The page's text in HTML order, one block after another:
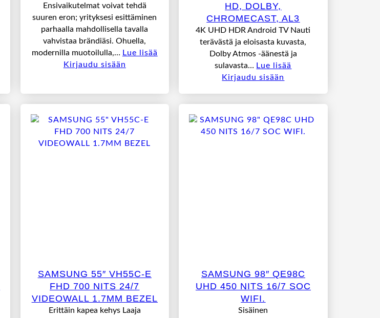
Ensivaikutelmat voivat tehdä
suuren eron; yrityksesi esittäminen
parhaalla mahdollisella tavalla
vahvistaa brändiäsi. Ohuella,
modernilla muotoilulla,… Lue lisää
Kirjaudu sisään
HD, DOLBY,
CHROMECAST, AL3
4K UHD HDR Android TV Nauti
terävästä ja eloisasta kuvasta,
Dolby Atmos -äänestä ja
sulavasta… Lue lisää
Kirjaudu sisään
SAMSUNG 55″ VH55C-E
FHD 700 NITS 24/7
VIDEOWALL 1.7MM BEZEL
Erittäin kapea kehys Laaja
SAMSUNG 98″ QE98C
UHD 450 NITS 16/7 SOC
WIFI.
Sisäinen